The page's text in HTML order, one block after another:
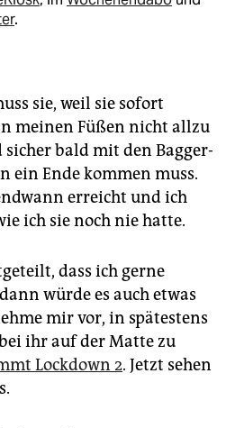
.
sie, weil sie sofort
meinen Füßen nicht allzu
bald mit den Bagger-
ein Ende kommen muss.
erreicht und ich
ich sie noch nie hatte.
dass ich gerne
würde es auch etwas
mir vor, in spätestens
ihr auf der Matte zu
Lockdown 2. Jetzt sehen